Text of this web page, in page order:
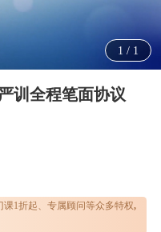
1 / 1
训全程笔面协议
1折起、专属顾问等众多特权,